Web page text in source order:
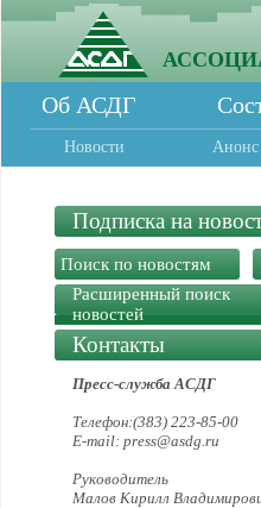
Об АСДГ
Новости Анонс
Подписка на
Расширенный поиск
новостей
Контакты
Пресс-служба АСДГ
Телефон:(383) 223-85-00
E-mail: press@asdg.ru
Руководитель
Малов Кирилл